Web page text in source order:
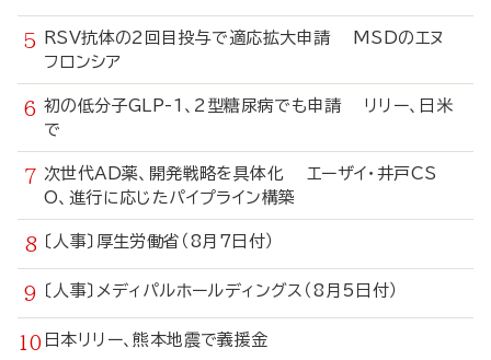
RSV抗体の2回目投与で適応拡大申請 MSDのエヌ
フロンシア
初の低分子GLP-1、2型糖尿病でも申請 リリー、日米
で
次世代AD薬、開発戦略を具体化 エーザイ・井戸CS
O、進行に応じたパイプライン構築
〔人事〕厚生労働省（8月7日付）
〔人事〕メディパルホールディングス（8月5日付）
日本リリー、熊本地震で義援金